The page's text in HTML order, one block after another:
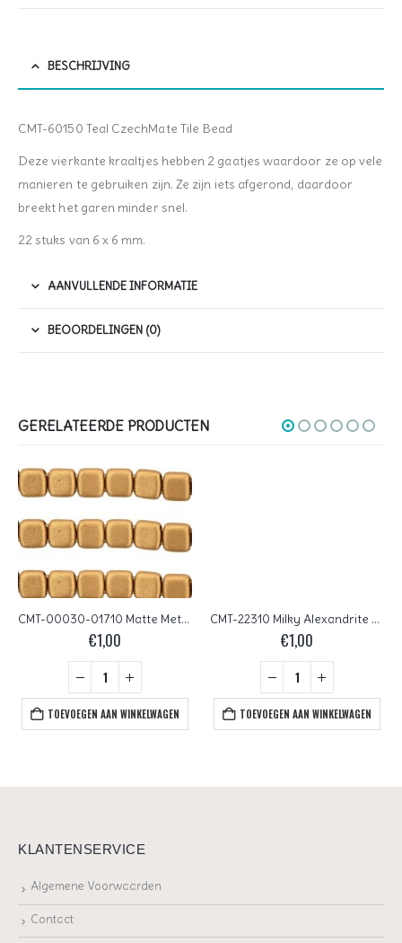
BESCHRIJVING
CMT-60150 Teal CzechMate Tile Bead
Deze vierkante kraaltjes hebben 2 gaatjes waardoor ze op vele
manieren te gebruiken zijn. Ze zijn iets afgerond, daardoor
breekt het garen minder snel.
22 stuks van 6 x 6 mm.
AANVULLENDE INFORMATIE
BEOORDELINGEN (0)
GERELATEERDE PRODUCTEN
CMT-00030-01710 Matte Metallic Flax CzechMate Tile Bead 22 Pc.
€1,00
TOEVOEGEN AAN WINKELWAGEN
CMT-22310 Milky Alexandrite CzechMates Tile Bead 18 Pc.
€1,00
TOEVOEGEN AAN WINKELWAGEN
KLANTENSERVICE
Algemene Voorwaarden
Contact